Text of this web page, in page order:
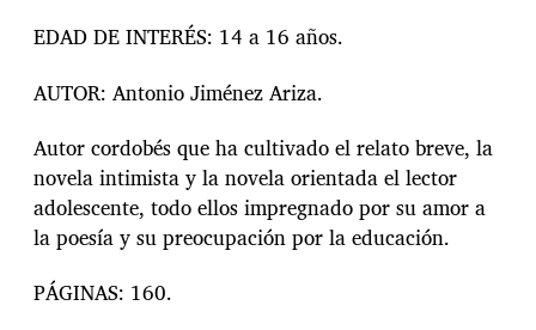
EDAD DE INTERÉS: 14 a 16 años.
AUTOR: Antonio Jiménez Ariza.
Autor cordobés que ha cultivado el relato breve, la
novela intimista y la novela orientada el lector
adolescente, todo ellos impregnado por su amor a
la poesía y su preocupación por la educación.
PÁGINAS: 160.